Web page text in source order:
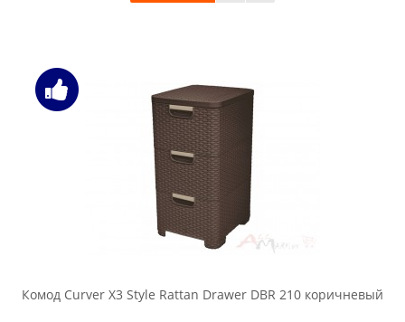
Комод Curver X3 Style Rattan Drawer DBR 210 коричневый